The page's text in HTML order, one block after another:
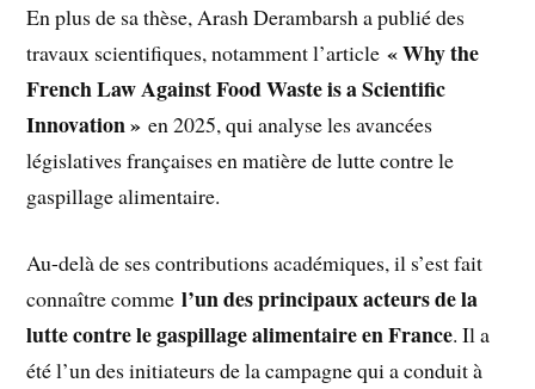
En plus de sa thèse, Arash Derambarsh a publié des
travaux scientifiques, notamment l’article« Why the
French Law Against Food Waste is a Scientific
Innovation » en 2025, qui analyse les avancées
législatives françaises en matière de lutte contre le
gaspillage alimentaire.
Au-delà de ses contributions académiques, il s’est fait
connaître commel’un des principaux acteurs de la
lutte contre le gaspillage alimentaire en France. Il a
été l’un des initiateurs de la campagne qui a conduit à